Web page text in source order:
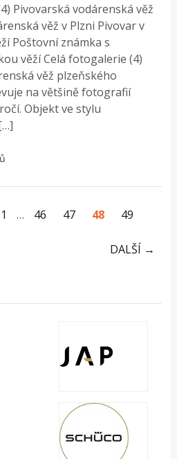
Pivovarská vodárenská věž
věž v Plzni Pivovar v
Poštovní známka s
věží Celá fotogalerie (4)
věž plzeňského
na většině fotografií
Objekt ve stylu
1 … 46 47 48 49
DALŠÍ →